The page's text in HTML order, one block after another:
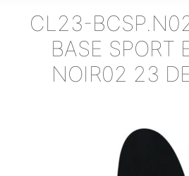
CL23-
BASE SPORT
NOIR02 23